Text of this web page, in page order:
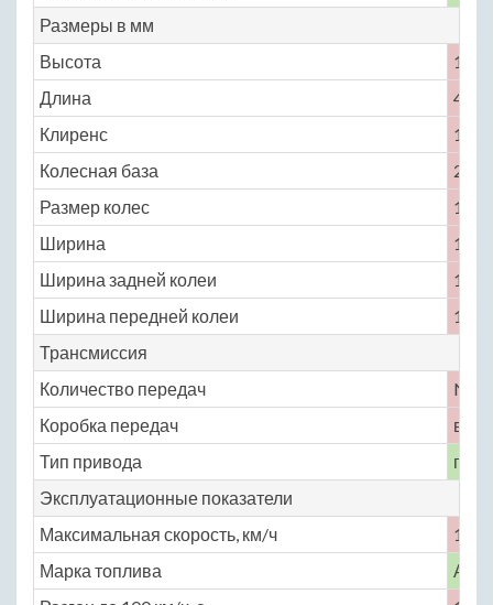
Размеры в мм
Высота
1625
Длина
4110
Клиренс
135
Колесная база
2360
Размер колес
165
Ширина
1610
Ширина задней колеи
1335
Ширина передней колеи
1375
Трансмиссия
Количество передач
No
Коробка передач
Тип привода
Эксплуатационные показатели
Максимальная скорость, км/ч
180
Марка топлива
АИ-